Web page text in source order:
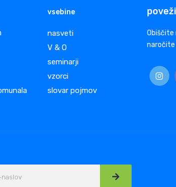
vsebine
nasveti
V & O
seminarji
vzorci
slovar pojmov
Obiščite
naročite